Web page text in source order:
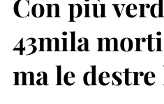
43mila
ma le